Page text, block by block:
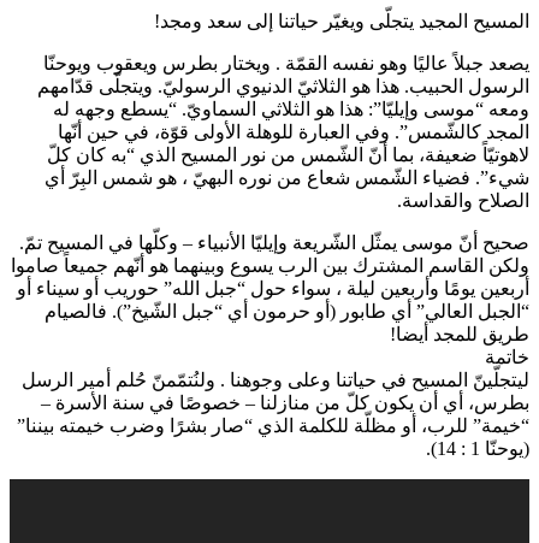
المسيح المجيد يتجلّى ويغيّر حياتنا إلى سعد ومجد!
يصعد جبلاً عاليًا وهو نفسه القمّة . ويختار بطرس ويعقوب ويوحنّا
الرسول الحبيب. هذا هو الثلاثيّ الدنيوي الرسوليّ. ويتجلّى قدّامهم
ومعه “موسى وإيليّا”: هذا هو الثلاثي السماويّ. “يسطع وجهه له
المجد كالشّمس”. وفي العبارة للوهلة الأولى قوّة، في حين أنّها
لاهوتيّاً ضعيفة، بما أنّ الشّمس من نور المسيح الذي “به كان كلّ
شيء”. فضياء الشّمس شعاع من نوره البهيّ ، هو شمس البِرّ أي
الصلاح والقداسة.
صحيح أنّ موسى يمثّل الشّريعة وإيليّا الأنبياء – وكلّها في المسيح تمّ.
ولكن القاسم المشترك بين الرب يسوع وبينهما هو أنّهم جميعاً صاموا
أربعين يومًا وأربعين ليلة ، سواء حول “جبل الله” حوريب أو سيناء أو
“الجبل العالي” أي طابور (أو حرمون أي “جبل الشّيخ”). فالصيام
طريق للمجد أيضا!
خاتمة
ليتجلّينّ المسيح في حياتنا وعلى وجوهنا . ولنُتمّمنّ حُلم أمير الرسل
بطرس، أي أن يكون كلّ من منازلنا – خصوصًا في سنة الأسرة –
“خيمة” للرب، أو مظلّة للكلمة الذي “صار بشرًا وضرب خيمته بيننا”
(يوحنّا 1 : 14).